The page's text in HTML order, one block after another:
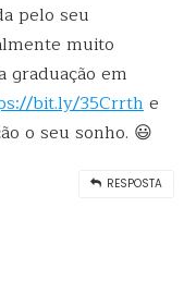
pelo seu
muito
graduação em
bit.ly/35Crrthe
o seu sonho. 😃
RESPOSTA